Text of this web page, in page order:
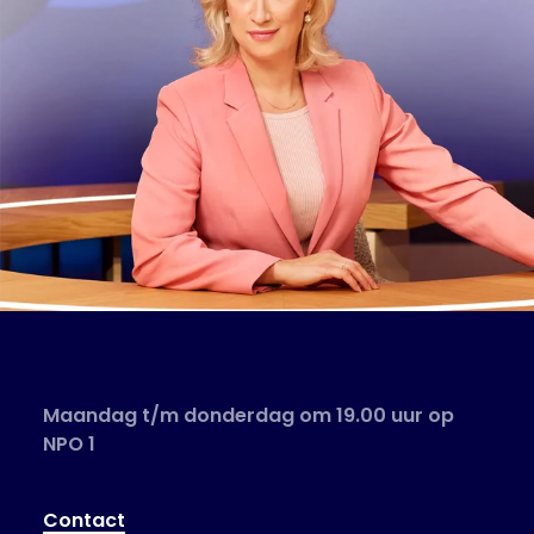
Maandag t/m donderdag om 19.00 uur op
NPO 1
Contact